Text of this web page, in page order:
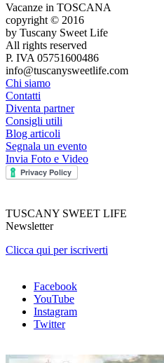
Vacanze in TOSCANA
copyright © 2016
by Tuscany Sweet Life
All rights reserved
P. IVA 05751600486
info@tuscanysweetlife.com
Chi siamo
Contatti
Diventa partner
Consigli utili
Blog articoli
Segnala un evento
Invia Foto e Video
TUSCANY SWEET LIFE
Newsletter
Clicca qui per iscriverti
Facebook
YouTube
Instagram
Twitter